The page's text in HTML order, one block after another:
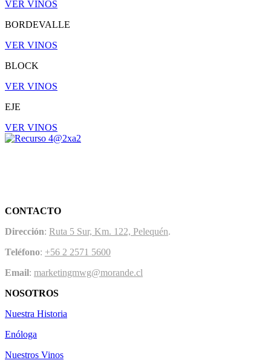
VER VINOS
BORDEVALLE
VER VINOS
BLOCK
VER VINOS
EJE
VER VINOS
CONTACTO
Dirección: Ruta 5 Sur, Km. 122, Pelequén.
Teléfono: +56 2 2571 5600
Email: marketingmwg@morande.cl
NOSOTROS
Nuestra Historia
Enóloga
Nuestros Vinos